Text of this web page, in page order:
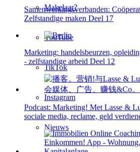
Makelaar?
YouTube
TikTok
Instagram
Nieuws
Samenwerkingsverbanden:
Zelfstandige maken Deel 17
Marketing: handelsbeurzen,
- zelfstandige arbeid Deel 12
Podcast: Marketing! Met Lasse &
sociale media, reclame, geld